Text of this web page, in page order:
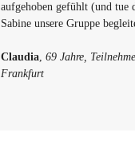
aufgehoben gefühlt (und tue
Sabine unsere Gruppe
Claudia, 69 Jahre,
Frankfurt